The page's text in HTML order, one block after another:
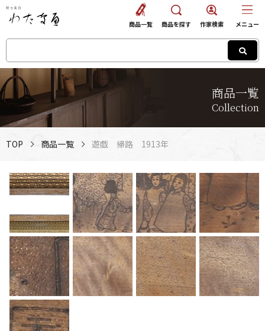
商品一覧
Collection
商品一覧 商品を探す 作家検索 メニュー
TOP 商品一覧 遊戯 帰路 1913年